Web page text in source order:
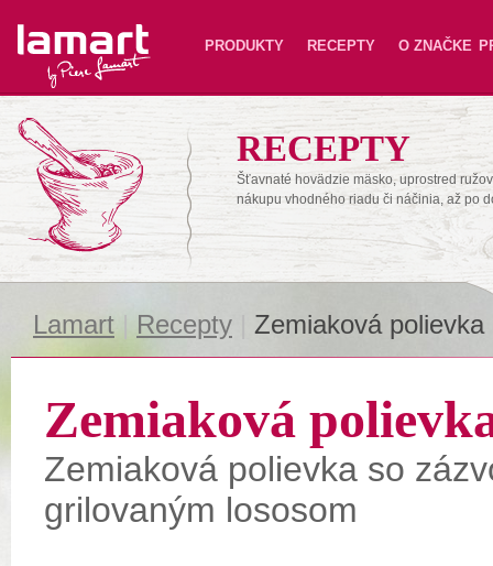
Lamart PRODUKTY RECEPTY O ZNAČKE
RECEPTY
Šťavnaté hovädzie mäsko, uprostred
nákupu vhodného riadu či náčinia, až po
Lamart Recepty Zemiaková polievka
Zemiaková
Zemiaková polievka so
grilovaným lososom